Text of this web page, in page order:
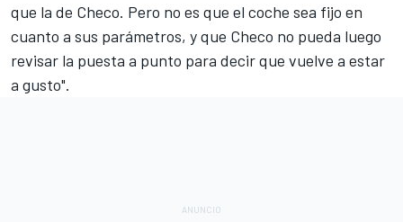
que la de Checo. Pero no es que el coche sea fijo en
cuanto a sus parámetros, y que Checo no pueda luego
revisar la puesta a punto para decir que vuelve a estar
a gusto".